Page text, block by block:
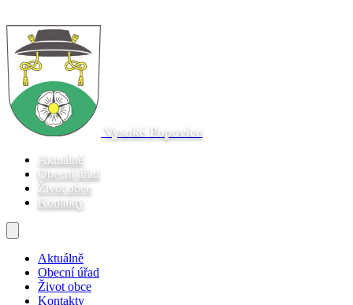
Vysoké Popovice
Aktuálně
Obecní úřad
Život obce
Kontakty
Aktuálně
Obecní úřad
Život obce
Kontakty